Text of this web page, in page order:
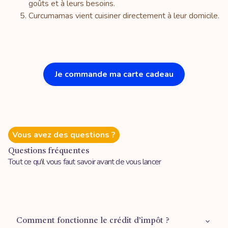
goûts et à leurs besoins.
Curcumamas vient cuisiner directement à leur domicile.
Je commande ma carte cadeau
Vous avez des questions ?
Questions fréquentes
Tout ce qu'il vous faut savoir avant de vous lancer
Comment fonctionne le crédit d’impôt ?